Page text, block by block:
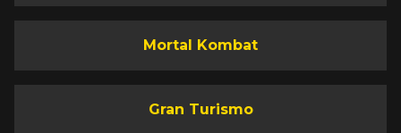
Mortal Kombat
Gran Turismo